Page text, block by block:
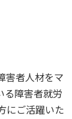
害者人材をマ
る障害者就労
にご活躍いた